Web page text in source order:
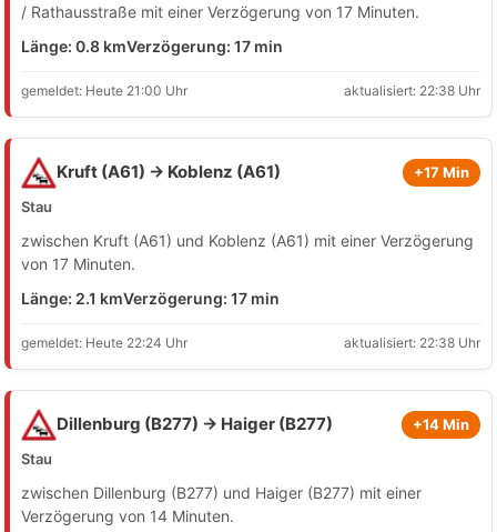
/ Rathausstraße mit einer Verzögerung von 17 Minuten.
Länge: 0.8 kmVerzögerung: 17 min
gemeldet: Heute 21:00 Uhr aktualisiert: 22:38 Uhr
Kruft (A61) → Koblenz (A61)
+17 Min
Stau
zwischen Kruft (A61) und Koblenz (A61) mit einer Verzögerung
von 17 Minuten.
Länge: 2.1 kmVerzögerung: 17 min
gemeldet: Heute 22:24 Uhr aktualisiert: 22:38 Uhr
Dillenburg (B277) → Haiger (B277)
+14 Min
Stau
zwischen Dillenburg (B277) und Haiger (B277) mit einer
Verzögerung von 14 Minuten.